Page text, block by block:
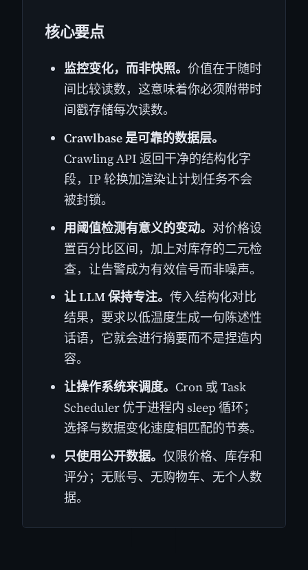
核心要点
监控变化，而非快照。 价值在于随时
间比较读数，这意味着你必须附带时
间戳存储每次读数。
Crawlbase 是可靠的数据层。
Crawling API 返回干净的结构化字
段，IP 轮换加渲染让计划任务不会
被封锁。
用阈值检测有意义的变动。 对价格设
置百分比区间，加上对库存的二元检
查，让告警成为有效信号而非噪声。
让 LLM 保持专注。 传入结构化对比
结果，要求以低温度生成一句陈述性
话语，它就会进行摘要而不是捏造内
容。
让操作系统来调度。 Cron 或 Task
Scheduler 优于进程内 sleep 循环；
选择与数据变化速度相匹配的节奏。
只使用公开数据。 仅限价格、库存和
评分；无账号、无购物车、无个人数
据。